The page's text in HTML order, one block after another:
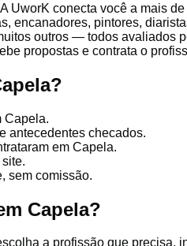
UworK conecta você a mais
encanadores, pintores,
outros — todos avaliados
propostas e contrata o
Capela.
antecedentes checados.
em Capela.
sem comissão.
Capela?
a profissão que precisa,